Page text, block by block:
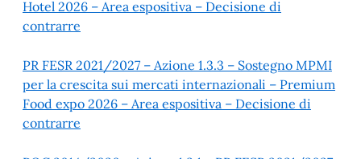
Hotel 2026 – Area espositiva – Decisione di
contrarre
PR FESR 2021/2027 – Azione 1.3.3 – Sostegno MPMI
per la crescita sui mercati internazionali – Premium
Food expo 2026 – Area espositiva – Decisione di
contrarre